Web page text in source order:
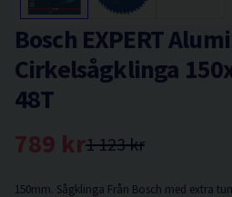
Bosch EXPERT
Cirkelsågklinga
48T
1 123 kr
789 kr
150mm. Sågklinga Från Bosch med extra